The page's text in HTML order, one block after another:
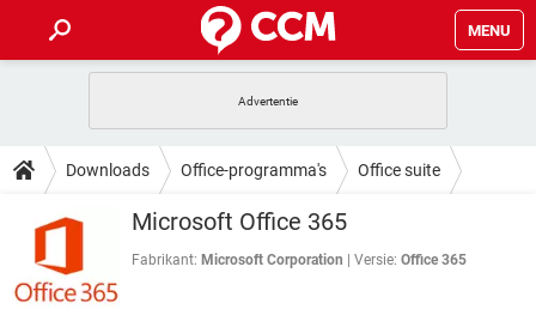
MENU
INSTAGRAM WINDOWS 10
NETFLIX CORONAVIRUS
GRATIS SNAPCHAT
TIKTOK
HOW-TO
VIDEOBELLEN
NETFLIX
DOWNLOADS
VIDEOBELLEN GAMES
INSTAGRAM
FORUM
Downloads Office-programma's Office suite
Microsoft Office 365
Fabrikant: Microsoft Corporation Versie: Office 365